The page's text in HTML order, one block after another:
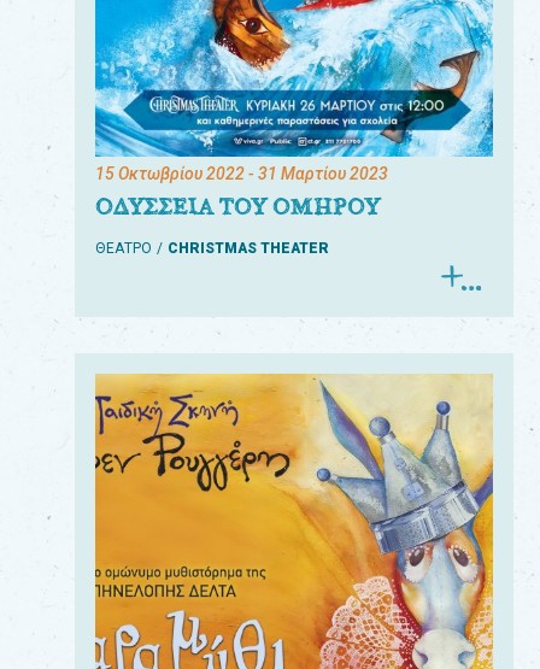
15 Οκτωβρίου 2022- 31 Μαρτίου 2023
ΟΔΥΣΣΕΙΑ ΤΟΥ ΟΜΗΡΟΥ
ΘΕΑΤΡΟ CHRISTMAS THEATER